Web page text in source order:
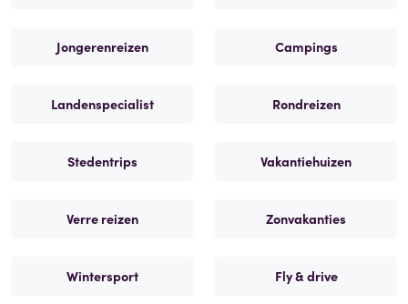
Jongerenreizen Campings
Landenspecialist Rondreizen
Stedentrips Vakantiehuizen
Verre reizen Zonvakanties
Wintersport Fly & drive